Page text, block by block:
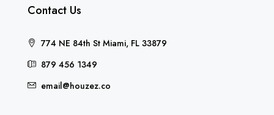
Contact Us
774 NE 84th St Miami, FL 33879
879 456 1349
email@houzez.co